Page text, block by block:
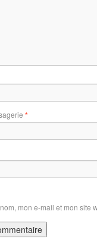
*
mon e-mail et mon